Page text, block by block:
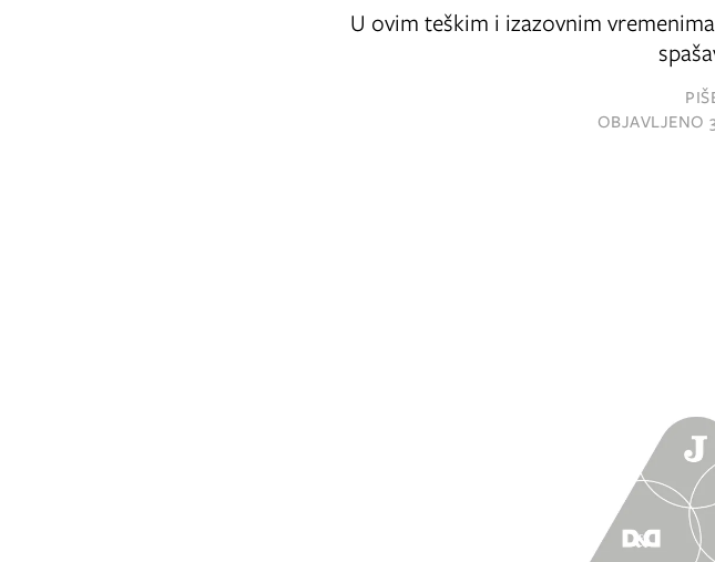
U ovim teškim i izazovnim
OBJAVLJENO